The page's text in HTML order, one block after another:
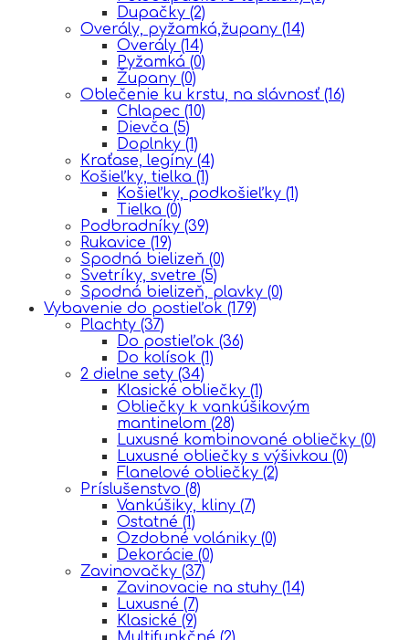
Dupačky (2)
Overály, pyžamká,župany (14)
Overály (14)
Pyžamká (0)
Župany (0)
Oblečenie ku krstu, na slávnosť (16)
Chlapec (10)
Dievča (5)
Doplnky (1)
Kraťase, legíny (4)
Košieľky, tielka (1)
Košieľky, podkošieľky (1)
Tielka (0)
Podbradníky (39)
Rukavice (19)
Spodná bielizeň (0)
Svetríky, svetre (5)
Spodná bielizeň, plavky (0)
Vybavenie do postieľok (179)
Plachty (37)
Do postieľok (36)
Do kolísok (1)
2 dielne sety (34)
Klasické obliečky (1)
Obliečky k vankúšikovým
mantinelom (28)
Luxusné kombinované obliečky (0)
Luxusné obliečky s výšivkou (0)
Flanelové obliečky (2)
Príslušenstvo (8)
Vankúšiky, kliny (7)
Ostatné (1)
Ozdobné volániky (0)
Dekorácie (0)
Zavinovačky (37)
Zavinovacie na stuhy (14)
Luxusné (7)
Klasické (9)